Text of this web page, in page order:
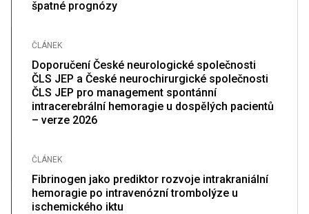
špatné prognózy
ČLÁNEK
Doporučení České neurologické společnosti
ČLS JEP a České neurochirurgické společnosti
ČLS JEP pro management spontánní
intracerebrální hemoragie u dospělých pacientů
– verze 2026
ČLÁNEK
Fibrinogen jako prediktor rozvoje intrakraniální
hemoragie po intravenózní trombolýze u
ischemického iktu